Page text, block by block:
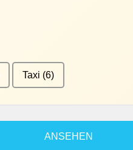
Taxi (6)
ANSEHEN